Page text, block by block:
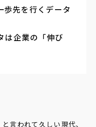
先を行くデータ
は企業の「伸び
言われて久しい現代、